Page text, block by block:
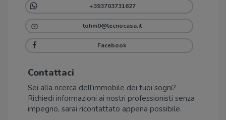
+393703731627
tohm0@tecnocasa.it
Facebook
Contattaci
Sei alla ricerca dell'immobile dei tuoi sogni?
Richiedi informazioni ai nostri professionisti senza
impegno, sarai ricontattato appena possibile.